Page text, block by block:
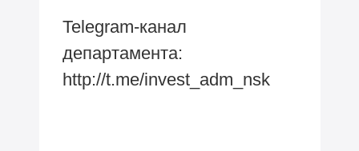
Telegram-канал
департамента:
http://t.me/invest_adm_nsk